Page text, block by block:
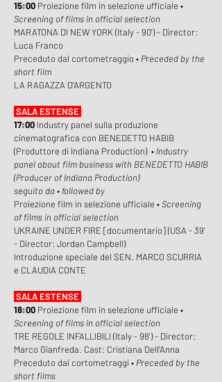
15:00 Proiezione film in selezione ufficiale •
Screening of films in official selection
MARATONA DI NEW YORK (Italy - 90') - Director:
Luca Franco
Preceduto dal cortometraggio • Preceded by the
short film
LA RAGAZZA D'ARGENTO
SALA ESTENSE
17:00 Industry panel sulla produzione
cinematografica con BENEDETTO HABIB
(Produttore di Indiana Production) • Industry
panel about film business with BENEDETTO HABIB
(Producer of Indiana Production)
seguito da • followed by
Proiezione film in selezione ufficiale •Screening
of films in official selection
UKRAINE UNDER FIRE [documentario] (USA - 39'
- Director: Jordan Campbell)
Introduzione speciale del SEN. MARCO SCURRIA
e CLAUDIA CONTE
SALA ESTENSE
18:00 Proiezione film in selezione ufficiale •
Screening of films in official selection
TRE REGOLE INFALLIBILI (Italy - 98') - Director:
Marco Gianfreda. Cast: Cristiana Dell'Anna
Preceduto dai cortometraggi • Preceded by the
short films